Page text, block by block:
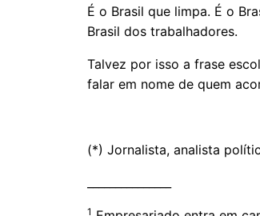
É o Brasil que limpa. É o
Brasil dos trabalhadores.
Talvez por isso a frase
falar em nome de quem
(*) Jornalista, analista
1